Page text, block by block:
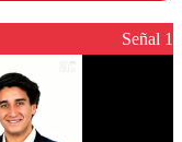
garantizar un
Señal 1